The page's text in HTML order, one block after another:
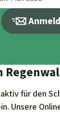
für den
Unsere